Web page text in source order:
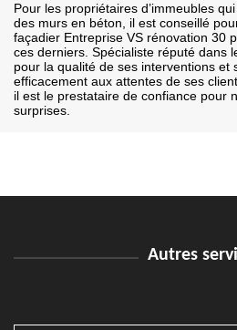
Pour les propriétaires d’immeubles
des murs en béton, il est conseillé
façadier Entreprise VS rénovation 30
ces derniers. Spécialiste réputé dans
pour la qualité de ses interventions et
efficacement aux attentes de ses
il est le prestataire de confiance pour
surprises.
Autres